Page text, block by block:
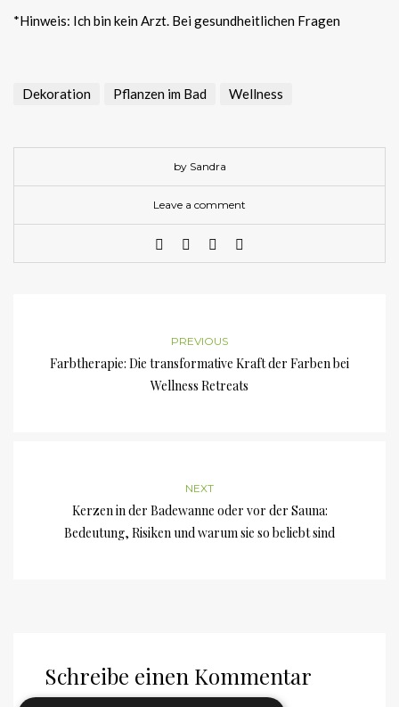
*Hinweis: Ich bin kein Arzt. Bei gesundheitlichen Fragen
Dekoration Pflanzen im Bad Wellness
by Sandra
Leave a comment
PREVIOUS
Farbtherapie: Die transformative Kraft der Farben bei
Wellness Retreats
NEXT
Kerzen in der Badewanne oder vor der Sauna:
Bedeutung, Risiken und warum sie so beliebt sind
Schreibe einen Kommentar